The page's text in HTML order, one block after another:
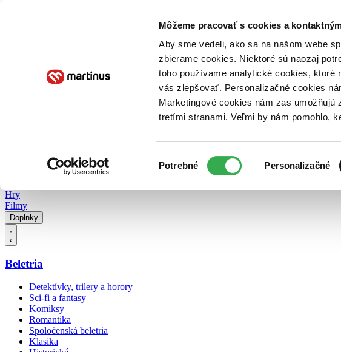
Môžeme pracovať s cookies a
Aby sme vedeli, ako sa na našom webe
zbierame cookies. Niektoré sú naozaj
toho používame analytické cookies, ktoré
vás zlepšovať. Personalizačné cookies
Marketingové cookies nám zas umožňujú
tretími stranami. Veľmi by nám pomohlo,
súhlasu
Potrebné Personalizačné
Poukážky Kontakt
Hry
Filmy
Doplnky
Beletria
Detektívky, trilery a horory
Sci-fi a fantasy
Komiksy
Romantika
Spoločenská beletria
Klasika